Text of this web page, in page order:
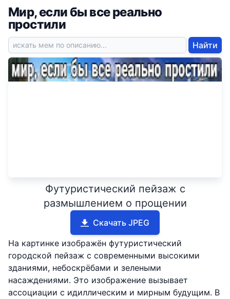
Мир, если бы все реально
простили
Найти
Футуристический пейзаж с
размышлением о прощении
Скачать JPEG
На картинке изображён футуристический
городской пейзаж с современными высокими
зданиями, небоскрёбами и зелеными
насаждениями. Это изображение вызывает
ассоциации с идиллическим и мирным будущим. В